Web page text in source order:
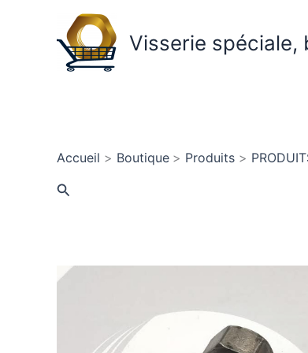
Visserie spéciale,
Accueil Boutique Produits
Rechercher